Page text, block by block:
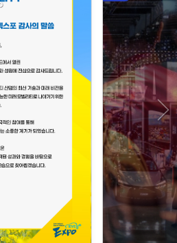
e-Mobility
Expo
e모빌리티엑스포
신화·역사공원 일원
화) ~ 03.27(금)